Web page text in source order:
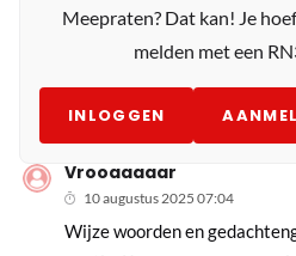
Meepraten? Dat kan! Je
melden met een
INLOGGEN
Vrooaaaaar
10 augustus 2025 07:04
Wijze woorden en